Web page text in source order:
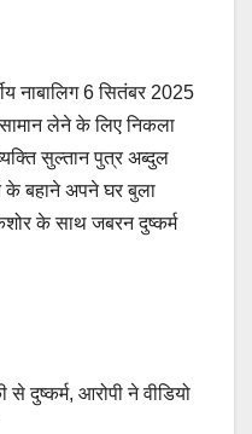
नाबालिग 6 सितंबर 2025
लेने के लिए निकला
सुल्तान पुत्र अब्दुल
के बहाने अपने घर बुला
के साथ जबरन दुष्कर्म
दुष्कर्म, आरोपी ने वीडियो